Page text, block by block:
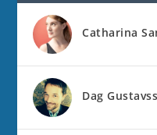
Catharina
Dag